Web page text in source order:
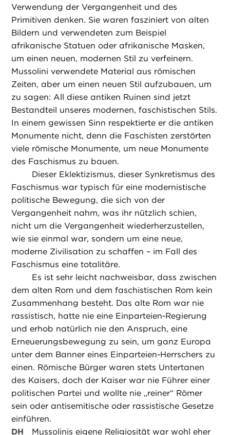
Verwendung der Vergangenheit und des
Primitiven denken. Sie waren fasziniert von alten
Bildern und verwendeten zum Beispiel
afrikanische Statuen oder afrikanische Masken,
um einen neuen, modernen Stil zu verfeinern.
Mussolini verwendete Material aus römischen
Zeiten, aber um einen neuen Stil aufzubauen, um
zu sagen: All diese antiken Ruinen sind jetzt
Bestandteil unseres modernen, faschistischen Stils.
In einem gewissen Sinn respektierte er die antiken
Monumente nicht, denn die Faschisten zerstörten
viele römische Monumente, um neue Monumente
des Faschismus zu bauen.
Dieser Eklektizismus, dieser Synkretismus des
Faschismus war typisch für eine modernistische
politische Bewegung, die sich von der
Vergangenheit nahm, was ihr nützlich schien,
nicht um die Vergangenheit wiederherzustellen,
wie sie einmal war, sondern um eine neue,
moderne Zivilisation zu schaffen – im Fall des
Faschismus eine totalitäre.
Es ist sehr leicht nachweisbar, dass zwischen
dem alten Rom und dem faschistischen Rom kein
Zusammenhang besteht. Das alte Rom war nie
rassistisch, hatte nie eine Einparteien-Regierung
und erhob natürlich nie den Anspruch, eine
Erneuerungsbewegung zu sein, um ganz Europa
unter dem Banner eines Einparteien-Herrschers zu
einen. Römische Bürger waren stets Untertanen
des Kaisers, doch der Kaiser war nie Führer einer
politischen Partei und wollte nie „reiner“ Römer
sein oder antisemitische oder rassistische Gesetze
einführen.
DH
Mussolinis eigene Religiosität war wohl eher